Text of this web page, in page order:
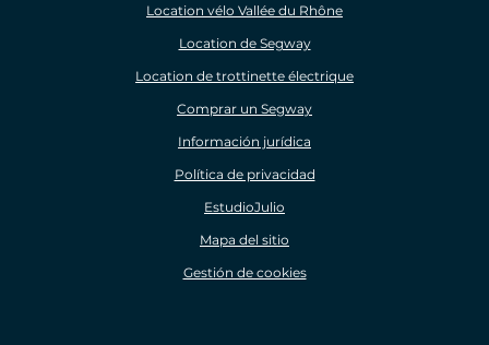
Location vélo Vallée du Rhône
Location de Segway
Location de trottinette électrique
Comprar un Segway
Información jurídica
Política de privacidad
EstudioJulio
Mapa del sitio
Gestión de cookies